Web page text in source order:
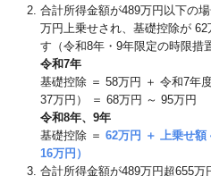
合計所得⾦額が489万円以下の
万円上乗せされ、基礎控除が
す（令和8年・9年限定の時限措
令和7年
基礎控除 ＝ 58万円 ＋ 令和7年
37万円） ＝ 68万円 ～ 95万円
令和8年、9年
基礎控除 ＝ 62万円 ＋ 上乗せ額
16万円）
合計所得⾦額が489万円超655